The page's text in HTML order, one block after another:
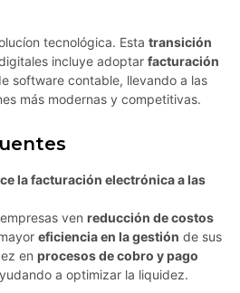
tecnológica. Esta transición
incluye adoptar facturación
software contable, llevando a las
más modernas y competitivas.
la facturación electrónica a las
ven reducción de costos
eficiencia en la gestión de sus
en procesos de cobro y pago
a optimizar la liquidez.